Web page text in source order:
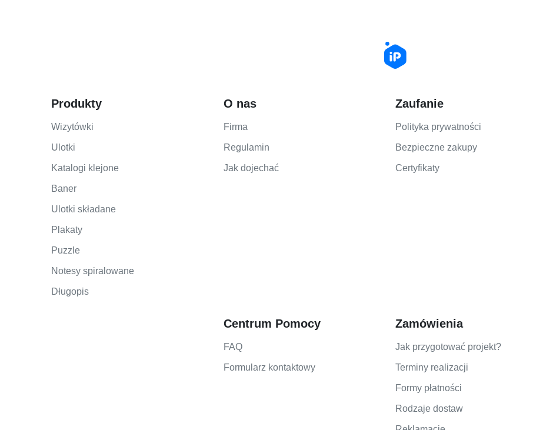
Produkty
Wizytówki
Ulotki
Katalogi klejone
Baner
Ulotki składane
Plakaty
Puzzle
Notesy spiralowane
Długopis
O nas
Firma
Regulamin
Jak dojechać
Centrum Pomocy
FAQ
Formularz kontaktowy
Zaufanie
Polityka prywatności
Bezpieczne zakupy
Certyfikaty
Zamówienia
Jak przygotować projekt?
Terminy realizacji
Formy płatności
Rodzaje dostaw